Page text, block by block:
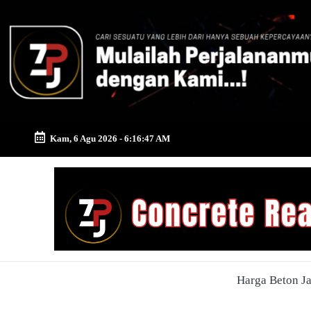
content
Kam, 6 Agu 2026 - 6:16:48 AM
Harga Beton